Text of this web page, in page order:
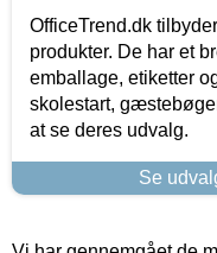
OfficeTrend.dk
produkter. De har et
emballage, etiketter
skolestart,
at se deres udvalg.
Se